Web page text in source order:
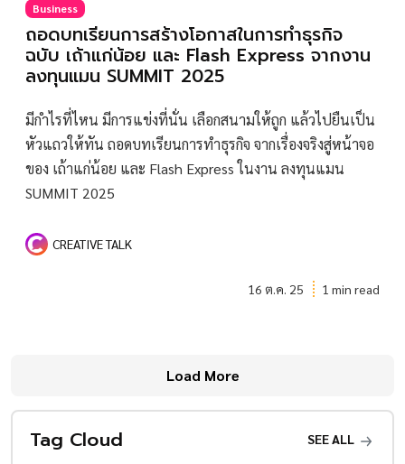
Business
ถอดบทเรียนการสร้างโอกาสในการทำธุรกิจ
ฉบับ เถ้าแก่น้อย และ Flash Express จากงาน
ลงทุนแมน SUMMIT 2025
มีกำไรที่ไหน มีการแข่งที่นั่น เลือกสนามให้ถูก แล้วไปยืนเป็น
หัวแถวให้ทัน ถอดบทเรียนการทำธุรกิจ จากเรื่องจริงสู่หน้าจอ
ของ เถ้าแก่น้อย และ Flash Express ในงาน ลงทุนแมน
SUMMIT 2025
CREATIVE TALK
16 ต.ค. 25 1 min read
Load More
Tag Cloud SEE ALL